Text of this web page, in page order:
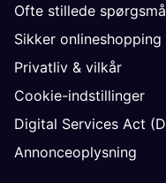
Ofte stillede
Sikker onlineshopping
Privatliv & vilkår
Cookie-indstillinger
Digital Services Act
Annonceoplysning